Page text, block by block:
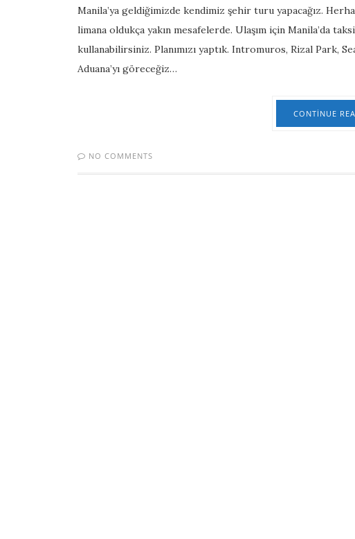
Manila’ya geldiğimizde kendimiz şehir turu yapacağız.
limana oldukça yakın mesafelerde. Ulaşım için Manila’da
kullanabilirsiniz. Planımızı yaptık. Intromuros, Rizal Park,
Aduana’yı göreceğiz…
CONTINUE
NO COMMENTS